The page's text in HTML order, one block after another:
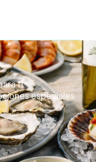
ti.
especiales.